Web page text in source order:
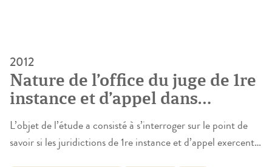
2012
Nature de l’office du juge de 1re
instance et d’appel dans
l’appréciation du caractère
sérieux d’une QPC: filtrage ou
contrôle de constitutionnalité ?
L’objet de l’étude a consisté à s’interroger sur le point de
savoir si les juridictions de 1re instance et d’appel exercent